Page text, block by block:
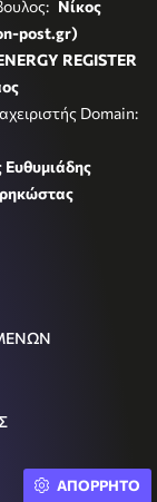
Νίκος
post.gr)
REGISTER
Domain:
ΑΠΟΡΡΗΤΟ